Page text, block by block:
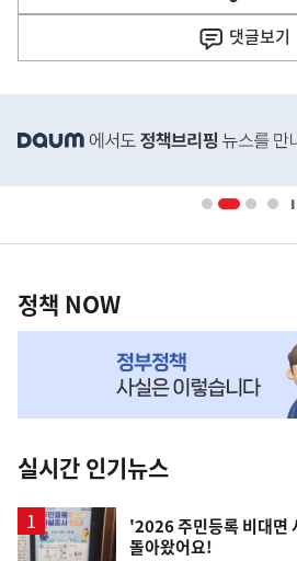
음
기
댓글보기
단
영
책
NOW,
뉴
스
정책 NOW
실시간 인기뉴스
'2026 주민등록 비대면
돌아왔어요!